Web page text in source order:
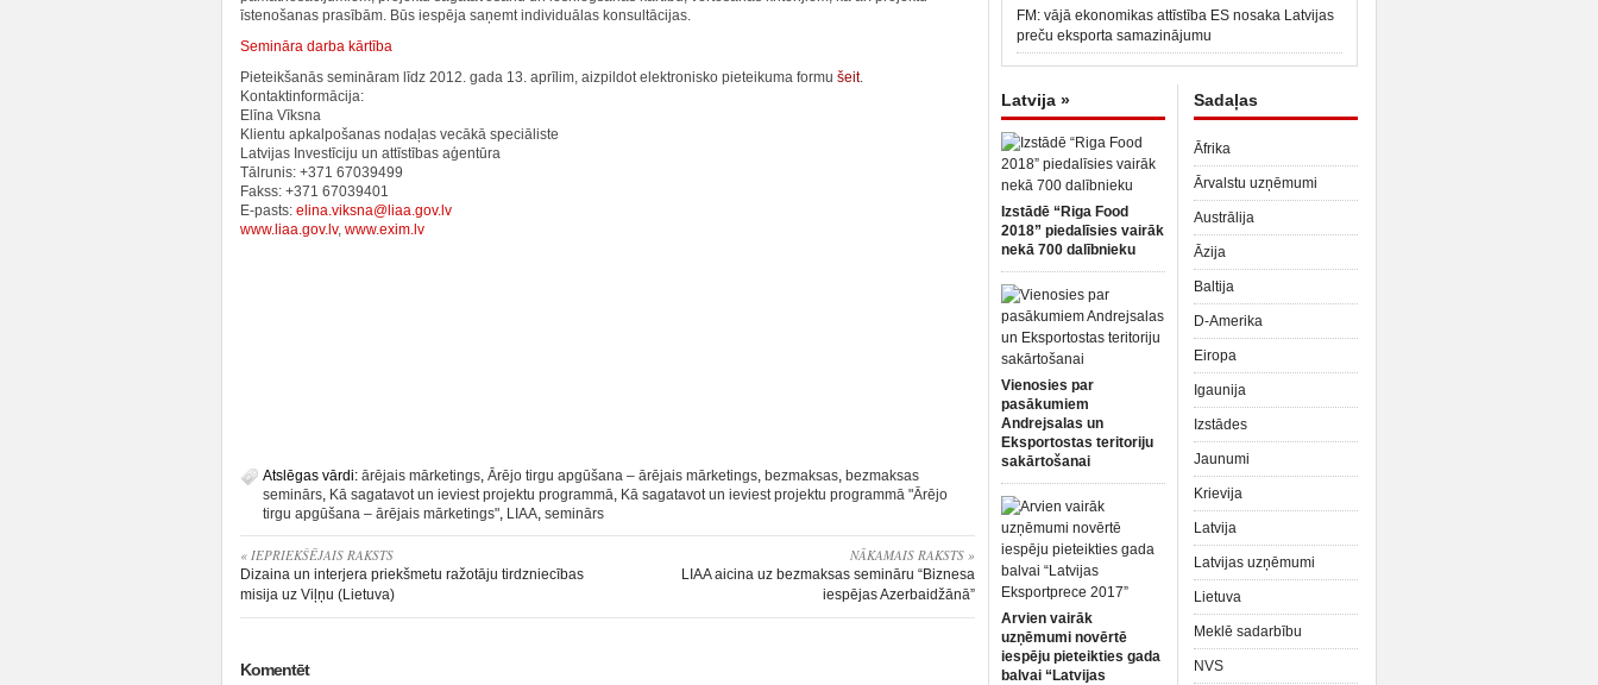
īstenošanas prasībām. Būs iespēja saņemt individuālas konsultācijas.
Semināra darba kārtība
Pieteikšanās semināram līdz 2012. gada 13. aprīlim, aizpildot elektronisko pieteikuma formu šeit.
Kontaktinformācija:
Elīna Vīksna
Klientu apkalpošanas nodaļas vecākā speciāliste
Latvijas Investīciju un attīstības aģentūra
Tālrunis: +371 67039499
Fakss: +371 67039401
E-pasts: elina.viksna@liaa.gov.lv
www.liaa.gov.lv, www.exim.lv
Atslēgas vārdi: ārējais mārketings, Ārējo tirgu apgūšana – ārējais mārketings, bezmaksas, bezmaksas
seminārs, Kā sagatavot un ieviest projektu programmā, Kā sagatavot un ieviest projektu programmā "Ārējo
tirgu apgūšana – ārējais mārketings", LIAA, seminārs
« IEPRIEKŠĒJAIS RAKSTS
Dizaina un interjera priekšmetu ražotāju tirdzniecības
misija uz Viļņu (Lietuva)
NĀKAMAIS RAKSTS »
LIAA aicina uz bezmaksas semināru “Biznesa
iespējas Azerbaidžānā”
Komentēt
FM: vājā ekonomikas attīstība ES nosaka Latvijas
preču eksporta samazinājumu
Latvija »
Izstādē “Riga Food
2018” piedalīsies vairāk
nekā 700 dalībnieku
Vienosies par
pasākumiem
Andrejsalas un
Eksportostas teritoriju
sakārtošanai
Arvien vairāk
uzņēmumi novērtē
iespēju pieteikties gada
balvai “Latvijas
Sadaļas
Āfrika
Ārvalstu uzņēmumi
Austrālija
Āzija
Baltija
D-Amerika
Eiropa
Igaunija
Izstādes
Jaunumi
Krievija
Latvija
Latvijas uzņēmumi
Lietuva
Meklē sadarbību
NVS